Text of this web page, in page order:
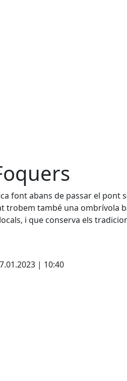
font abans de passar el pont
trobem també una ombrívola
i que conserva els
| 10:40